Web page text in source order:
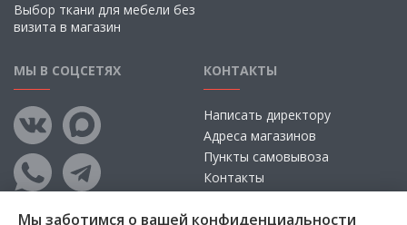
Выбор ткани для мебели без
визита в магазин
МЫ В СОЦСЕТЯХ КОНТАКТЫ
Написать директору
Адреса магазинов
Пункты самовывоза
Контакты
Мы заботимся о вашей конфиденциальности